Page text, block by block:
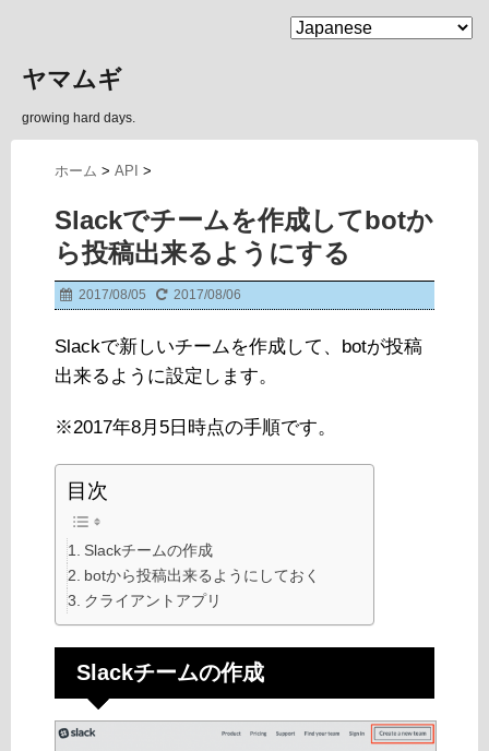
MENU
ヤマムギ
growing hard days.
ホーム > API >
Slackでチームを作成してbotか
ら投稿出来るようにする
2017/08/05 2017/08/06
Slackで新しいチームを作成して、botが投稿
出来るように設定します。
※2017年8月5日時点の手順です。
目次
Slackチームの作成
botから投稿出来るようにしておく
クライアントアプリ
Slackチームの作成